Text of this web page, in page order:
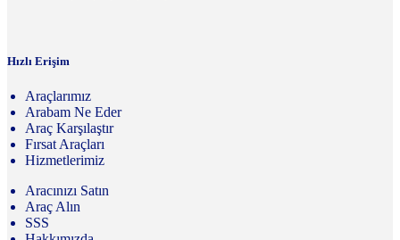
Hızlı Erişim
Araçlarımız
Arabam Ne Eder
Araç Karşılaştır
Fırsat Araçları
Hizmetlerimiz
Aracınızı Satın
Araç Alın
SSS